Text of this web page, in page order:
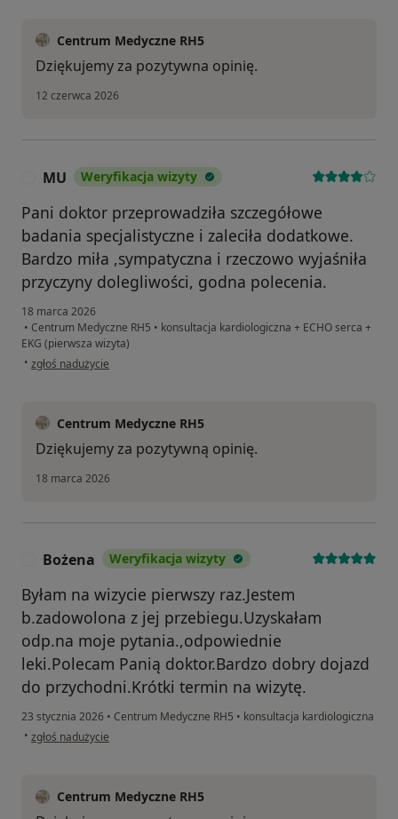
Centrum Medyczne RH5
Dziękujemy za pozytywna opinię.
12 czerwca 2026
MU Weryfikacja wizyty
Pani doktor przeprowadziła szczegółowe
badania specjalistyczne i zaleciła dodatkowe.
Bardzo miła ,sympatyczna i rzeczowo wyjaśniła
przyczyny dolegliwości, godna polecenia.
18 marca 2026
• Centrum Medyczne RH5 • konsultacja kardiologiczna + ECHO serca +
EKG (pierwsza wizyta)
• w opinii użytkownika MU
zgłoś nadużycie
Centrum Medyczne RH5
Dziękujemy za pozytywną opinię.
18 marca 2026
Bożena Weryfikacja wizyty
Byłam na wizycie pierwszy raz.Jestem
b.zadowolona z jej przebiegu.Uzyskałam
odp.na moje pytania.,odpowiednie
leki.Polecam Panią doktor.Bardzo dobry dojazd
do przychodni.Krótki termin na wizytę.
23 stycznia 2026 • Centrum Medyczne RH5 • konsultacja kardiologiczna
• w opinii użytkownika Bożena
zgłoś nadużycie
Centrum Medyczne RH5